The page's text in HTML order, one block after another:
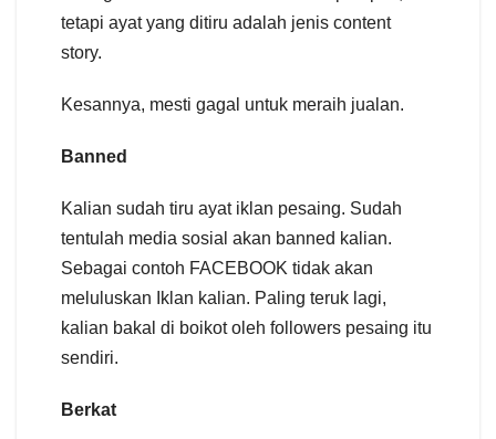
tetapi ayat yang ditiru adalah jenis content
story.
Kesannya, mesti gagal untuk meraih jualan.
Banned
Kalian sudah tiru ayat iklan pesaing. Sudah
tentulah media sosial akan banned kalian.
Sebagai contoh FACEBOOK tidak akan
meluluskan Iklan kalian. Paling teruk lagi,
kalian bakal di boikot oleh followers pesaing itu
sendiri.
Berkat